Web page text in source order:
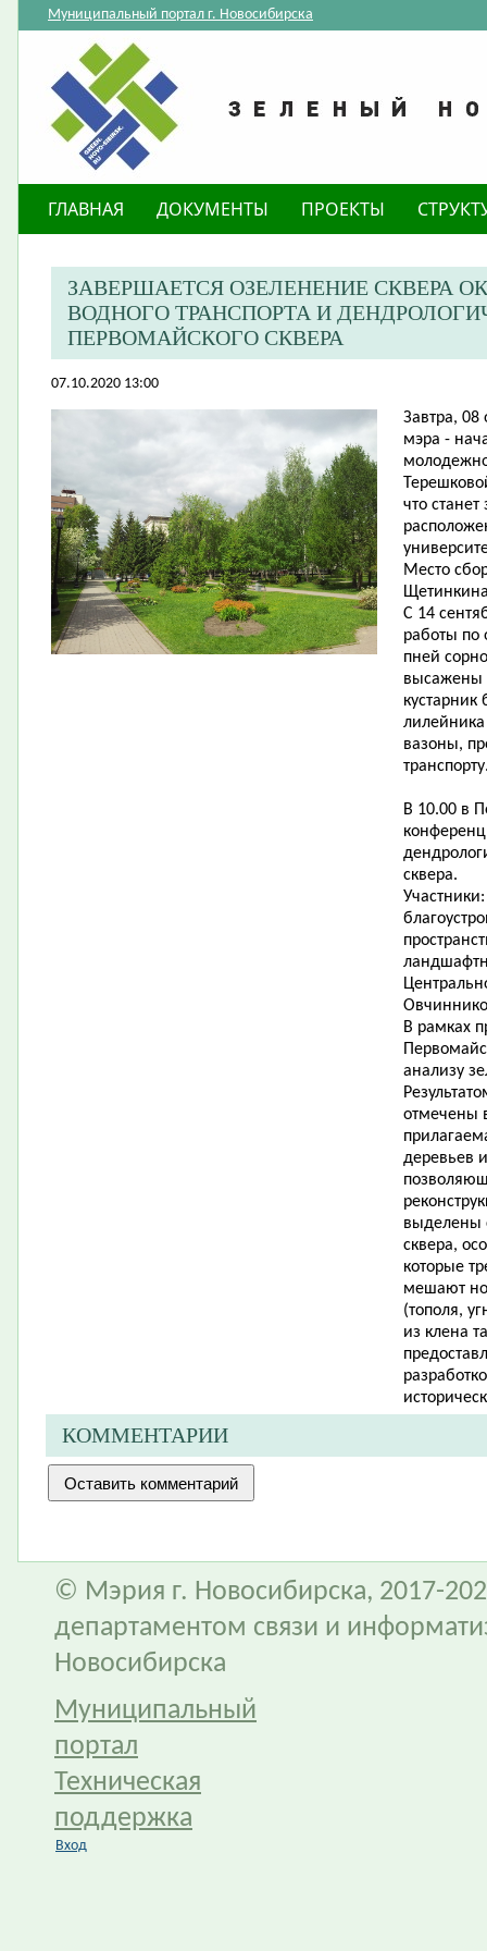
Муниципальный портал г. Новосибирска
ГЛАВНАЯ ДОКУМЕНТЫ ПРОЕКТЫ
ЗАВЕРШАЕТСЯ ОЗЕЛЕНЕНИЕ СКВЕРА
ВОДНОГО ТРАНСПОРТА И
ПЕРВОМАЙСКОГО СКВЕРА
07.10.2020 13:00
Завтра, 08
мэра -
что
Место
С 14
работы по
пней
высажены
лилейника
вазоны,
В 10.00 в
сквера.
В рамках
анализу
отмечены
деревьев
выделены
сквера,
которые
мешают
(тополя,
из клена
КОММЕНТАРИИ
© Мэрия г. Новосибирска, 2017-
департаментом связи и
Новосибирска
Муниципальный
портал
Техническая
поддержка
Вход